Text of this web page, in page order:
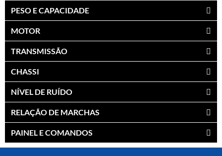
PESO E CAPACIDADE
MOTOR
TRANSMISSÃO
CHASSI
NÍVEL DE RUÍDO
RELAÇÃO DE MARCHAS
PAINEL E COMANDOS